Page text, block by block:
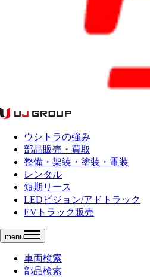
ウシトラの強み
部品販売・買取
整備・架装・塗装・電装
レンタル
短期リース
LEDビジョン/アドトラック
EVトラック販売
menu
車両検索
部品検索